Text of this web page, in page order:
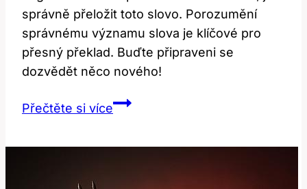
správně přeložit toto slovo. Porozumění
správnému významu slova je klíčové pro
přesný překlad. Buďte připraveni se
dozvědět něco nového!
Přečtěte si víceVýznam